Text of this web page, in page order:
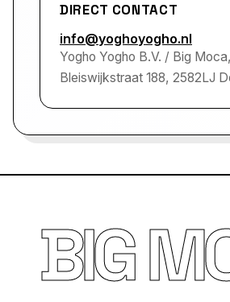
DIRECT CONTACT
info@yoghoyogho.nl
Yogho Yogho B.V. / Big
Bleiswijkstraat 188, 2582LJ
BIG